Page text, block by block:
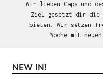
Wir lieben Caps und
Ziel gesetzt dir die
bieten. Wir setzen
Woche mit
Produktgalerie überspringen
NEW IN!